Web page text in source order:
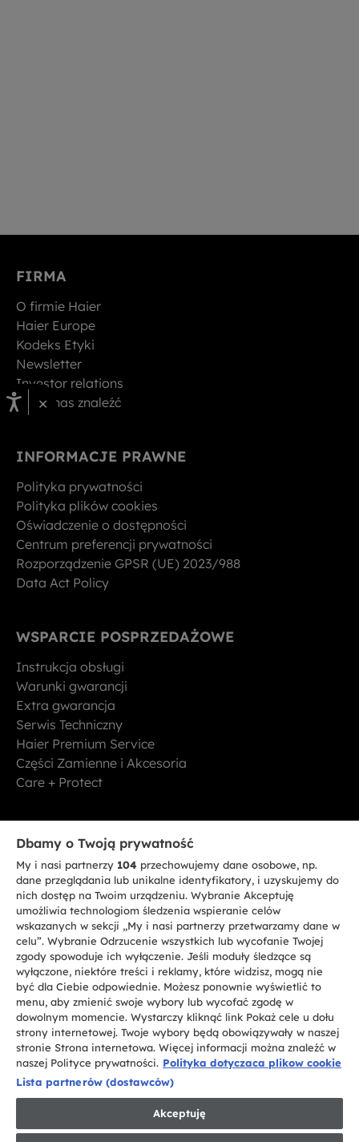
FIRMA
O firmie Haier
Haier Europe
Kodeks Etyki
Newsletter
Investor relations
Gdzie nas znaleźć
INFORMACJE PRAWNE
Polityka prywatności
Polityka plików cookies
Oświadczenie o dostępności
Centrum preferencji prywatności
Rozporządzenie GPSR (UE) 2023/988
Data Act Policy
WSPARCIE POSPRZEDAŻOWE
Instrukcja obsługi
Warunki gwarancji
Extra gwarancja
Serwis Techniczny
Haier Premium Service
Części Zamienne i Akcesoria
Care + Protect
Bądź w kontakcie
ZAREJESTRUJ SIĘ TERAZ
CANDY HOOVER GROUP S.r.I. - jednoosobowa sp. z.o.o. - SIEDZIBA
STATUTOWA: Via Comolli, 57 - 20861 Brugherio (MB) - Włochy -
SIEDZIBY ADMINISTRACYJNE: Via Privata Eden Fumagalli bez
nadanego numeru - 20861 Brugherio (MB) i Via Trento nr 20/A-22 - 20871
Vimercate (MB) - Włochy - Tel.: +39.039.2086.1 - Faks: +39.039.2086.237 -
Kapitał zakładowy 35.000.000,00 € wpłacony w całości - Kod identyfikacji
podatkowej i nr wpisu do Rejestru przedsiębiorstw dla rejonu Mediolan-
Monza-Brianza-Lodi 04666310158 - NIP 00786860965 - Numer wpisu do
Repertorium Ekonomiczno - Administracyjnego REA: MB-1033934 -
Candy S.p.A.
PL / Polski
×
Dbamy o Twoją prywatność
My i nasi partnerzy 104 przechowujemy dane osobowe, np.
dane przeglądania lub unikalne identyfikatory, i uzyskujemy do
nich dostęp na Twoim urządzeniu. Wybranie Akceptuję
umożliwia technologiom śledzenia wspieranie celów
wskazanych w sekcji „My i nasi partnerzy przetwarzamy dane w
celu”. Wybranie Odrzucenie wszystkich lub wycofanie Twojej
zgody spowoduje ich wyłączenie. Jeśli moduły śledzące są
wyłączone, niektóre treści i reklamy, które widzisz, mogą nie
być dla Ciebie odpowiednie. Możesz ponownie wyświetlić to
menu, aby zmienić swoje wybory lub wycofać zgodę w
dowolnym momencie. Wystarczy kliknąć link Pokaż cele u dołu
strony internetowej. Twoje wybory będą obowiązywały w naszej
stronie Strona internetowa. Więcej informacji można znaleźć w
naszej Polityce prywatności. Polityka dotyczaca plikow cookie
Lista partnerów (dostawców)
Akceptuję